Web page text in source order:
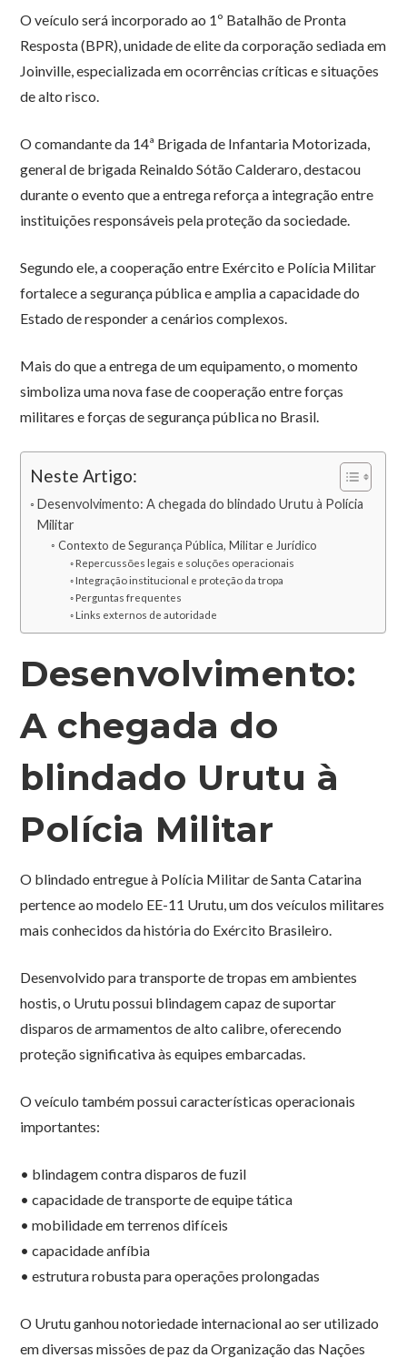
O veículo será incorporado ao 1º Batalhão de Pronta
Resposta (BPR), unidade de elite da corporação sediada em
Joinville, especializada em ocorrências críticas e situações
de alto risco.
O comandante da 14ª Brigada de Infantaria Motorizada,
general de brigada Reinaldo Sótão Calderaro, destacou
durante o evento que a entrega reforça a integração entre
instituições responsáveis pela proteção da sociedade.
Segundo ele, a cooperação entre Exército e Polícia Militar
fortalece a segurança pública e amplia a capacidade do
Estado de responder a cenários complexos.
Mais do que a entrega de um equipamento, o momento
simboliza uma nova fase de cooperação entre forças
militares e forças de segurança pública no Brasil.
Neste Artigo:
Desenvolvimento: A chegada do blindado Urutu à Polícia
Militar
Contexto de Segurança Pública, Militar e Jurídico
Repercussões legais e soluções operacionais
Integração institucional e proteção da tropa
Perguntas frequentes
Links externos de autoridade
Desenvolvimento:
A chegada do
blindado Urutu à
Polícia Militar
O blindado entregue à Polícia Militar de Santa Catarina
pertence ao modelo EE-11 Urutu, um dos veículos militares
mais conhecidos da história do Exército Brasileiro.
Desenvolvido para transporte de tropas em ambientes
hostis, o Urutu possui blindagem capaz de suportar
disparos de armamentos de alto calibre, oferecendo
proteção significativa às equipes embarcadas.
O veículo também possui características operacionais
importantes:
• blindagem contra disparos de fuzil
• capacidade de transporte de equipe tática
• mobilidade em terrenos difíceis
• capacidade anfíbia
• estrutura robusta para operações prolongadas
O Urutu ganhou notoriedade internacional ao ser utilizado
em diversas missões de paz da Organização das Nações